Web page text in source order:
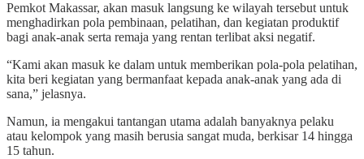
Pemkot Makassar, akan masuk langsung ke wilayah tersebut untuk
menghadirkan pola pembinaan, pelatihan, dan kegiatan produktif
bagi anak-anak serta remaja yang rentan terlibat aksi negatif.
“Kami akan masuk ke dalam untuk memberikan pola-pola pelatihan,
kita beri kegiatan yang bermanfaat kepada anak-anak yang ada di
sana,” jelasnya.
Namun, ia mengakui tantangan utama adalah banyaknya pelaku
atau kelompok yang masih berusia sangat muda, berkisar 14 hingga
15 tahun.